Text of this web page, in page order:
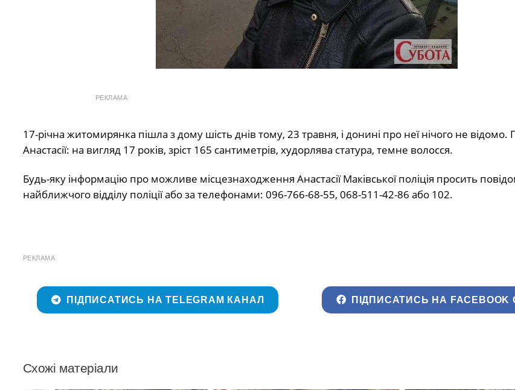
РЕКЛАМА
17-річна житомирянка пішла з дому шість днів тому, 23 травня, і донині про неї нічого не
Анастасії: на вигляд 17 років, зріст 165 сантиметрів, худорлява статура, темне волосся.
Будь-яку інформацію про можливе місцезнаходження Анастасії Маківської поліція просить
найближчого відділу поліції або за телефонами: 096-766-68-55, 068-511-42-86 або 102.
РЕКЛАМА
ПІДПИСАТИСЬ НА TELEGRAM КАНАЛ ПІДПИСАТИСЬ НА FACEBOOK
Схожі матеріали